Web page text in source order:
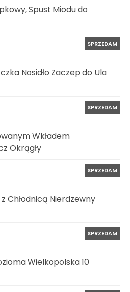
Spust Miodu do
SPRZEDAM
Nosidło Zaczep do Ula
SPRZEDAM
Wkładem
Okrągły
SPRZEDAM
Chłodnicą Nierdzewny
SPRZEDAM
Wielkopolska 10